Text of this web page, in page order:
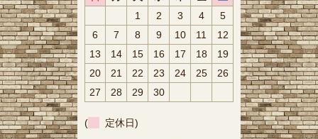
1
2 3 4
5
6
7 8 9 10 11
12
13
14 15 16 17 18
19
20
21 22 23 24 25
26
27
28 29 30
( 定休日)